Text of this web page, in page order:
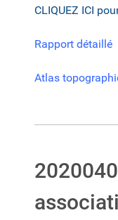
CLIQUEZ ICI
Rapport détaillé
Atlas